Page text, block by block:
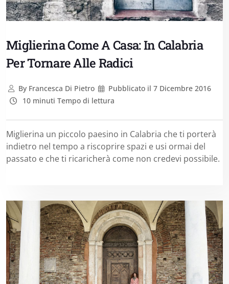
Miglierina Come A Casa: In Calabria
Per Tornare Alle Radici
ByFrancesca Di Pietro Pubblicato il 7 Dicembre 2016
10 minuti Tempo di lettura
Miglierina un piccolo paesino in Calabria che ti porterà
indietro nel tempo a riscoprire spazi e usi ormai del
passato e che ti ricaricherà come non credevi possibile.